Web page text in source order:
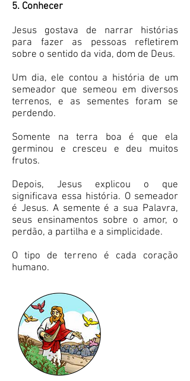
5. Conhecer
Jesus gostava de narrar histórias
para fazer as pessoas refletirem
sobre o sentido da vida, dom de Deus.
Um dia, ele contou a história de um
semeador que semeou em diversos
terrenos, e as sementes foram se
perdendo.
Somente na terra boa é que ela
germinou e cresceu e deu muitos
frutos.
Depois, Jesus explicou o que
significava essa história. O semeador
é Jesus. A semente é a sua Palavra,
seus ensinamentos sobre o amor, o
perdão, a partilha e a simplicidade.
O tipo de terreno é cada coração
humano.